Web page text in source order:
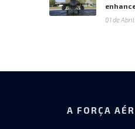
01 de
A FORÇA